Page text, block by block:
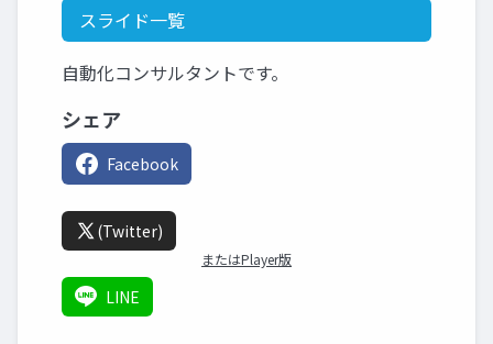
スライド一覧
自動化コンサルタントです。
シェア
Facebook
(Twitter)
またはPlayer版
LINE